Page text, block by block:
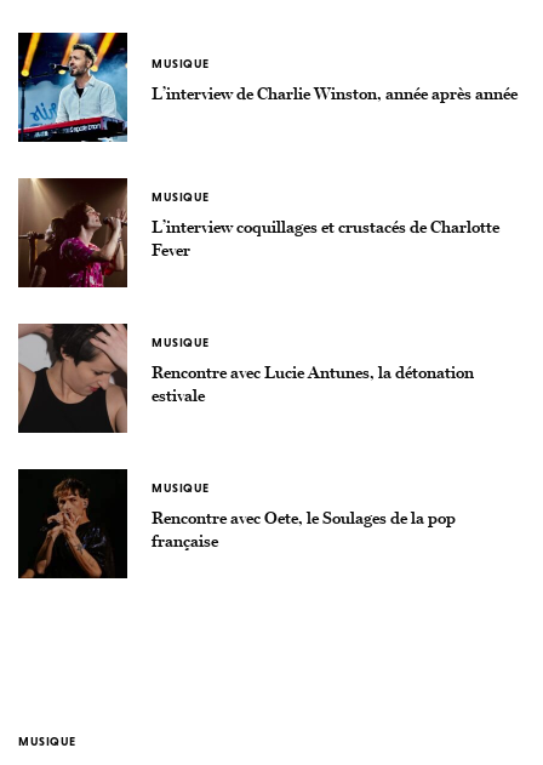
MUSIQUE
L’interview de Charlie Winston, année après année
MUSIQUE
L’interview coquillages et crustacés de Charlotte
Fever
MUSIQUE
Rencontre avec Lucie Antunes, la détonation
estivale
MUSIQUE
Rencontre avec Oete, le Soulages de la pop
française
MUSIQUE